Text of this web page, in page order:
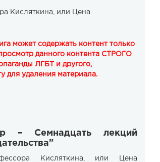
Кисляткина, или Цена
может содержать контент только
данного контента СТРОГО
ЛГБТ и другого,
для удаления материала.
– Семнадцать лекций
Кисляткина, или Цена